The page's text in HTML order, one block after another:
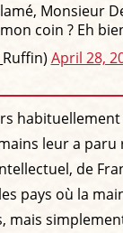
Monsieur
coin ? Eh
April 28,
leur a
de
pays où la
mais